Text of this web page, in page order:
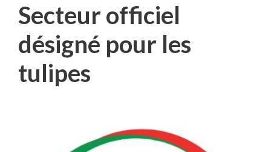
Secteur officiel
désigné pour les
tulipes